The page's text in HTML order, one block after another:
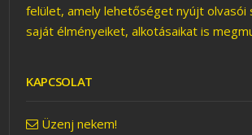
felület, amely lehetőséget nyújt olvasói
saját élményeiket, alkotásaikat is
KAPCSOLAT
Üzenj nekem!